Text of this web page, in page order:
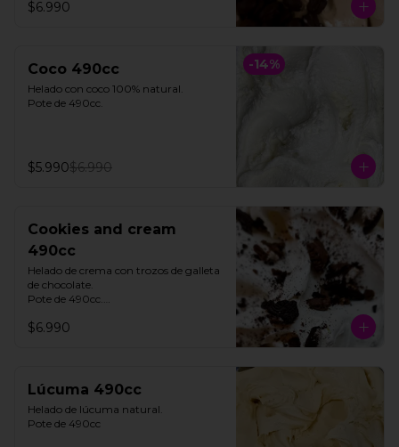
$6.990
-14%
Coco 490cc
Helado con coco 100% natural.
Pote de 490cc.
$5.990$6.990
Cookies and cream
490cc
Helado de crema con trozos de galleta
de chocolate.
Pote de 490cc.
**FOTO REFERENCIAL**
$6.990
Lúcuma 490cc
Helado de lúcuma natural.
Pote de 490cc